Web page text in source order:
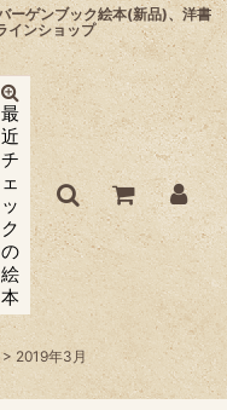
ーゲンブック絵本(新品)、洋書
インショップ
最
近
チ
ェ
ッ
ク
の
絵
本
> 2019年3月